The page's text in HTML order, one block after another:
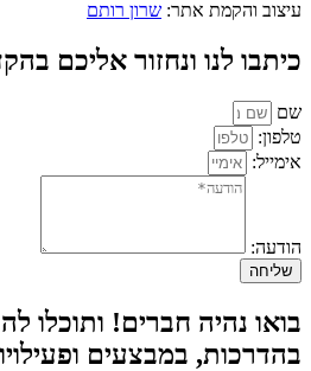
עיצוב והקמת אתר: שרון רותם
כיתבו לנו ונחזור אליכם
שם
טלפון:
אימייל:
הודעה:
שליחה
בואו נהיה חברים! ותוכלו
בהדרכות, במבצעים